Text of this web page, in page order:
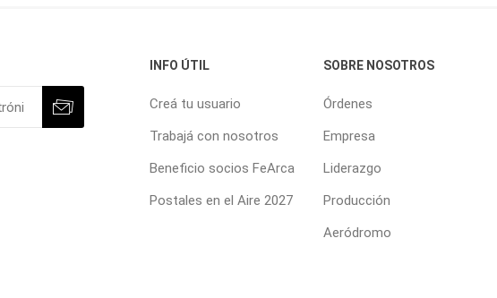
INFO ÚTIL
Creá tu usuario
Trabajá con nosotros
Beneficio socios FeArca
Postales en el Aire 2027
SOBRE NOSOTROS
Órdenes
Empresa
Liderazgo
Producción
Aeródromo